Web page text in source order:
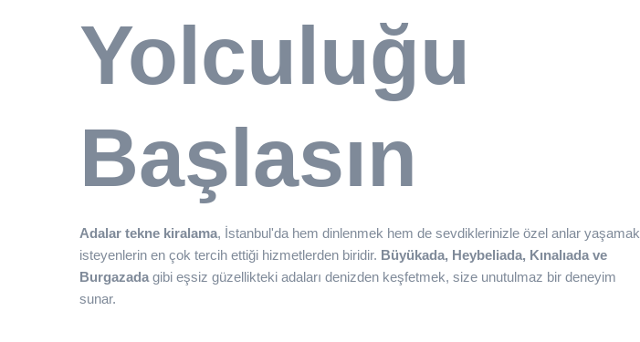
Yolculuğu
Başlasın
Adalar tekne kiralama, İstanbul'da hem dinlenmek hem de sevdiklerinizle özel anlar yaşamak
isteyenlerin en çok tercih ettiği hizmetlerden biridir. Büyükada, Heybeliada, Kınalıada ve
Burgazada gibi eşsiz güzellikteki adaları denizden keşfetmek, size unutulmaz bir deneyim
sunar.